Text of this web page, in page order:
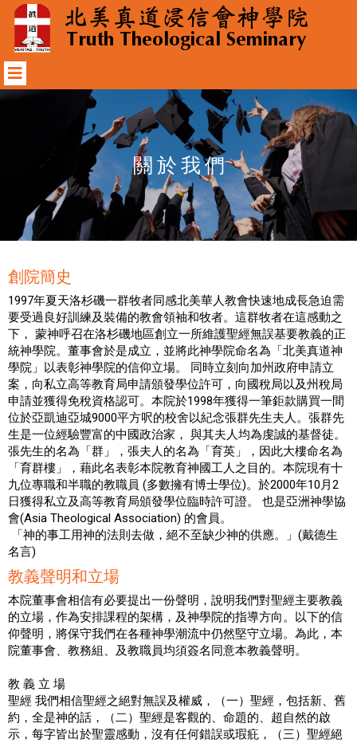
關 於 我 們
創院簡史
1997年夏天洛杉磯一群牧者同感北美華人教會快速地成長急迫需
要受過良好訓練及裝備的教會領袖和牧者。這群牧者在這感動之
下， 蒙神呼召在洛杉磯地區創立一所維護聖經無誤基要教義的正
統神學院。董事會於是成立，並將此神學院命名為「北美真道神
學院」以表彰神學院的信仰立場。 同時立刻向加州政府申請立
案，向私立高等教育局申請頒發學位許可，向國稅局以及州稅局
申請並獲得免稅資格認可。本院於1998年獲得一筆鉅款購買一間
位於亞凱迪亞城9000平方呎的校舍以紀念張群先生夫人。張群先
生是一位經驗豐富的中國政治家， 與其夫人均為虔誠的基督徒。
張先生的名為「群」，張夫人的名為「育英」，因此大樓命名為
「育群樓」，藉此名表彰本院教育神國工人之目的。本院現有十
九位專職和半職的教職員 (多數擁有博士學位)。於2000年10月2
日獲得私立及高等教育局頒發學位臨時許可證。 也是亞洲神學協
會(Asia Theological Association) 的會員。
「神的事工用神的法則去做，絕不至缺少神的供應。」(戴德生
名言)
教義聲明和立場
本院董事會相信有必要提出一份聲明，說明我們對聖經主要教義
的立場，作為安排課程的架構，及神學院的指導方向。以下的信
仰聲明，將保守我們在各種神學潮流中仍然堅守立場。為此，本
院董事會、教務組、及教職員均須簽名同意本教義聲明。
教 義 立 場
聖經 我們相信聖經之絕對無誤及權威，（一）聖經，包括新、舊
約，全是神的話，（二）聖經是客觀的、命題的、超自然的啟
示，每字皆出於聖靈感動，沒有任何錯誤或瑕疪，（三）聖經絕